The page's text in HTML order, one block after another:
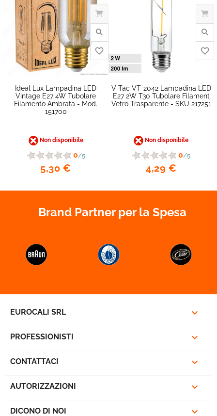
Ideal Lux Lampadina LED
Vintage E27 4W Tubolare
Filamento Ambrata - Mod.
151700
Non disponibile
0/5
5,30 €
V-Tac VT-2042 Lampadina LED
E27 2W T30 Tubolare Filament
Vetro Trasparente - SKU 217251
Non disponibile
0/5
4,29 €
Brand Partner per la Spesa
EUROCALI SRL 
PROFESSIONISTI 
CONTATTACI 
AUTORIZZAZIONI 
DICONO DI NOI 